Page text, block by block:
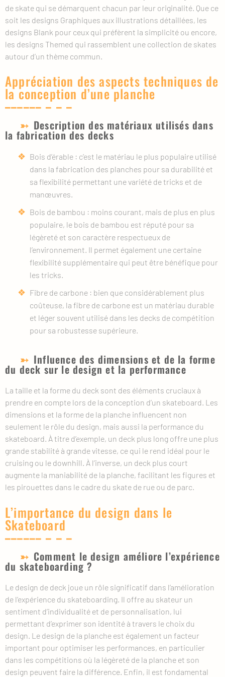
de skate qui se démarquent chacun par leur originalité. Que ce
soit les designs Graphiques aux illustrations détaillées, les
designs Blank pour ceux qui préfèrent la simplicité ou encore,
les designs Themed qui rassemblent une collection de skates
autour d’un thème commun.
Appréciation des aspects techniques de
la conception d’une planche
Description des matériaux utilisés dans
la fabrication des decks
Bois d’érable : c’est le matériau le plus populaire utilisé
dans la fabrication des planches pour sa durabilité et
sa flexibilité permettant une variété de tricks et de
manœuvres.
Bois de bambou : moins courant, mais de plus en plus
populaire, le bois de bambou est réputé pour sa
légèreté et son caractère respectueux de
l’environnement. Il permet également une certaine
flexibilité supplémentaire qui peut être bénéfique pour
les tricks.
Fibre de carbone : bien que considérablement plus
coûteuse, la fibre de carbone est un matériau durable
et léger souvent utilisé dans les decks de compétition
pour sa robustesse supérieure.
Influence des dimensions et de la forme
du deck sur le design et la performance
La taille et la forme du deck sont des éléments cruciaux à
prendre en compte lors de la conception d’un skateboard. Les
dimensions et la forme de la planche influencent non
seulement le rôle du design, mais aussi la performance du
skateboard. À titre d’exemple, un deck plus long offre une plus
grande stabilité à grande vitesse, ce qui le rend idéal pour le
cruising ou le downhill. À l’inverse, un deck plus court
augmente la maniabilité de la planche, facilitant les figures et
les pirouettes dans le cadre du skate de rue ou de parc.
L’importance du design dans le
Skateboard
Comment le design améliore l’expérience
du skateboarding ?
Le design de deck joue un rôle significatif dans l’amélioration
de l’expérience du skateboarding. Il offre au skateur un
sentiment d’individualité et de personnalisation, lui
permettant d’exprimer son identité à travers le choix du
design. Le design de la planche est également un facteur
important pour optimiser les performances, en particulier
dans les compétitions où la légèreté de la planche et son
design peuvent faire la différence. Enfin, il est fondamental